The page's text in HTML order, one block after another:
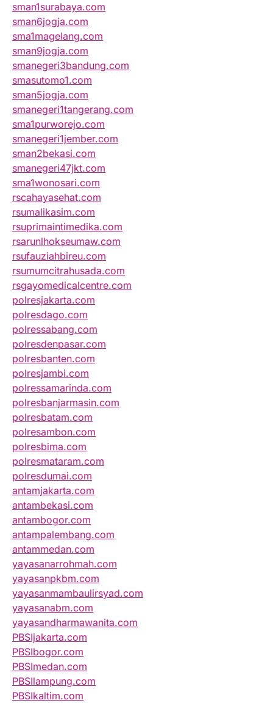
sman1surabaya.com
sman6jogja.com
sma1magelang.com
sman9jogja.com
smanegeri3bandung.com
smasutomo1.com
sman5jogja.com
smanegeri1tangerang.com
sma1purworejo.com
smanegeri1jember.com
sman2bekasi.com
smanegeri47jkt.com
sma1wonosari.com
rscahayasehat.com
rsumalikasim.com
rsuprimaintimedika.com
rsarunlhokseumaw.com
rsufauziahbireu.com
rsumumcitrahusada.com
rsgayomedicalcentre.com
polresjakarta.com
polresdago.com
polressabang.com
polresdenpasar.com
polresbanten.com
polresjambi.com
polressamarinda.com
polresbanjarmasin.com
polresbatam.com
polresambon.com
polresbima.com
polresmataram.com
polresdumai.com
antamjakarta.com
antambekasi.com
antambogor.com
antampalembang.com
antammedan.com
yayasanarrohmah.com
yayasanpkbm.com
yayasanmambaulirsyad.com
yayasanabm.com
yayasandharmawanita.com
PBSIjakarta.com
PBSIbogor.com
PBSImedan.com
PBSIlampung.com
PBSIkaltim.com